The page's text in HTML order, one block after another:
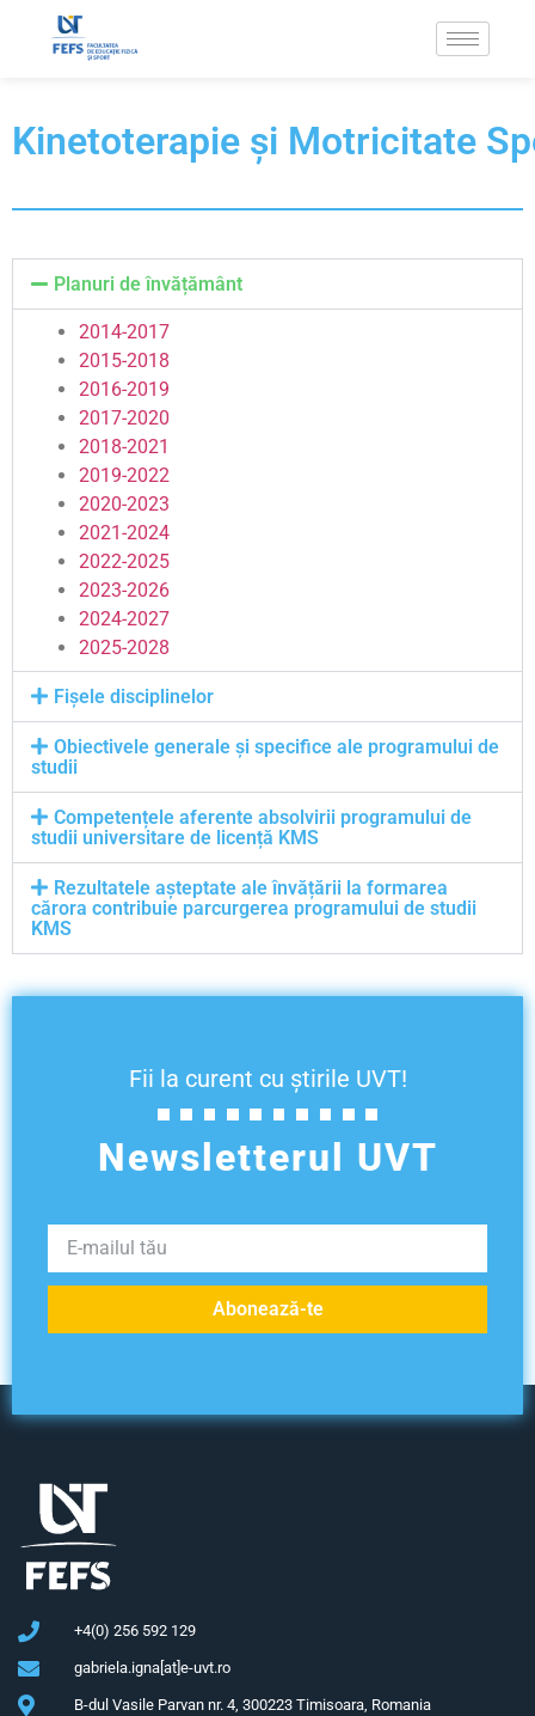
Kinetoterapie și Motricitate
Planuri de învățământ
2014-2017
2015-2018
2016-2019
2017-2020
2018-2021
2019-2022
2020-2023
2021-2024
2022-2025
2023-2026
2024-2027
2025-2028
Fișele disciplinelor
Obiectivele generale și specifice ale programului de
studii
Competențele aferente absolvirii programului de
studii universitare de licență KMS
Rezultatele așteptate ale învățării la formarea
cărora contribuie parcurgerea programului de studii
KMS
Fii la curent cu știrile UVT!
Newsletterul UVT
Abonează-te
+4(0) 256 592 129
gabriela.igna[at]e-uvt.ro
B-dul Vasile Parvan nr. 4, 300223 Timisoara, Romania